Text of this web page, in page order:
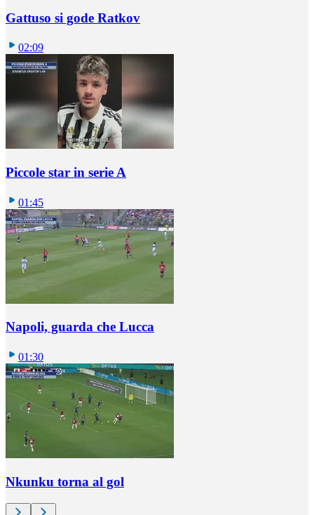
Gattuso si gode Ratkov
02:09
Piccole star in serie A
01:45
Napoli, guarda che Lucca
01:30
Nkunku torna al gol